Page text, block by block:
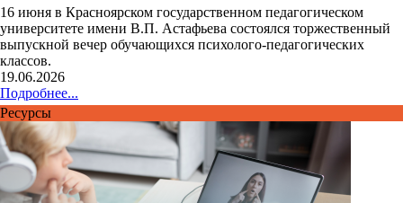
16 июня в Красноярском государственном педагогическом
университете имени В.П. Астафьева состоялся торжественный
выпускной вечер обучающихся психолого-педагогических
классов.
19.06.2026
Подробнее...
Ресурсы